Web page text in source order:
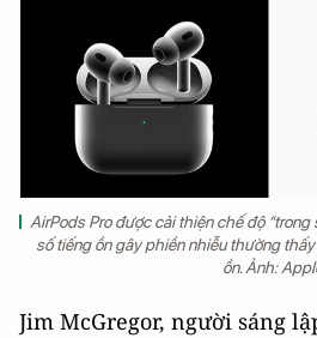
AirPods Pro được cải thiện chế độ “trong
số tiếng ồn gây phiền nhiễu thường
ồn. Ảnh:
Jim McGregor, người sáng